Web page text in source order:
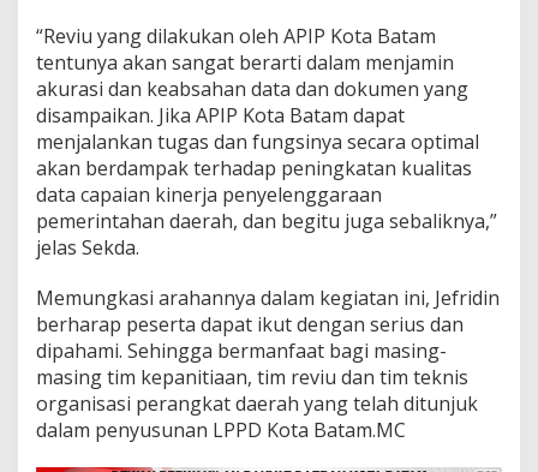
“Reviu yang dilakukan oleh APIP Kota Batam
tentunya akan sangat berarti dalam menjamin
akurasi dan keabsahan data dan dokumen yang
disampaikan. Jika APIP Kota Batam dapat
menjalankan tugas dan fungsinya secara optimal
akan berdampak terhadap peningkatan kualitas
data capaian kinerja penyelenggaraan
pemerintahan daerah, dan begitu juga sebaliknya,”
jelas Sekda.
Memungkasi arahannya dalam kegiatan ini, Jefridin
berharap peserta dapat ikut dengan serius dan
dipahami. Sehingga bermanfaat bagi masing-
masing tim kepanitiaan, tim reviu dan tim teknis
organisasi perangkat daerah yang telah ditunjuk
dalam penyusunan LPPD Kota Batam.MC